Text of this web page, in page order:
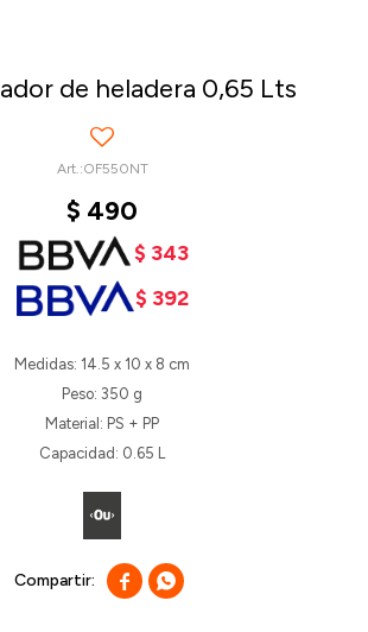
de heladera 0,65 Lts
OF550NT
$ 490
$ 343
$ 392
Medidas: 14.5 x 10 x 8 cm
Peso: 350 g
Material: PS + PP
Capacidad: 0.65 L
 